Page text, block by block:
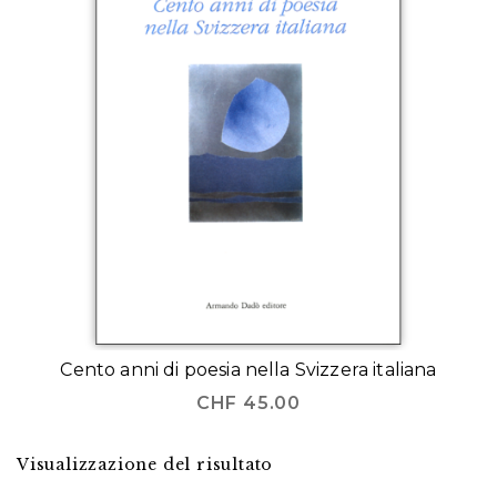
Cento anni di poesia nella Svizzera italiana
CHF 45.00
Visualizzazione del risultato